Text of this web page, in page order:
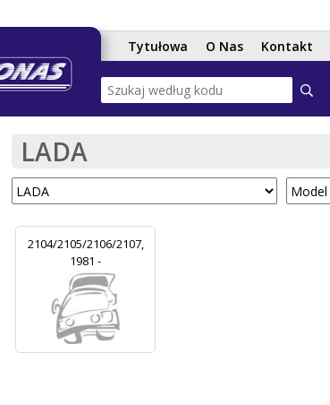
treści
Tytułowa O Nas Kontakt
LADA
2104/2105/2106/2107,
1981 -